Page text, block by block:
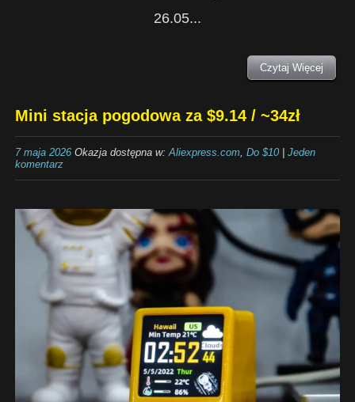
26.05...
Czytaj Więcej
Mini stacja pogodowa za $9.14 / ~34zł
7 maja 2026Okazja dostępna w: Aliexpress.com, Do $10| Jeden
komentarz